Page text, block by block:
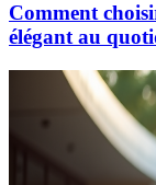
Comment
élégant au